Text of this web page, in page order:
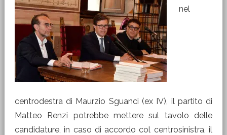
nel
centrodestra di Maurzio Sguanci (ex IV), il partito di
Matteo Renzi potrebbe mettere sul tavolo delle
candidature, in caso di accordo col centrosinistra, il